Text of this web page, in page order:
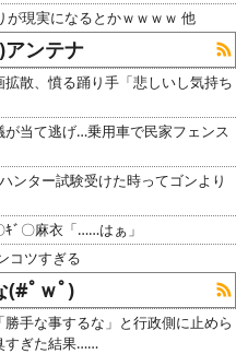
が現実になるとかｗｗｗｗ 他
ンテナ
散、憤る踊り手「悲しいし気持ち
が当て逃げ…乗用車で民家フェンス
ンター試験受けた時ってゴンより
ﾞ〇麻衣「……はぁ」
コツすぎる
(#ﾟｗﾟ)
手な事するな」と行政側に止めら
すぎた結果……